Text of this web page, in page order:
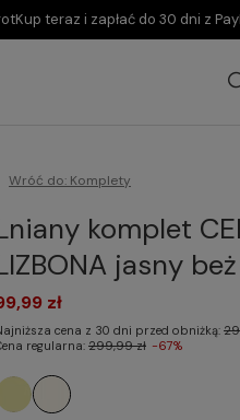
Kup teraz i zapłać do 30 dni z
Wróć do: Komplety
komplet
jasny beż
zł
cena z 30 dni przed obniżką:
regularna:299,99 zł -67%